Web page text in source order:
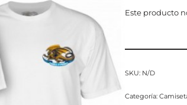
Este producto
SKU: N/D
Categoría: